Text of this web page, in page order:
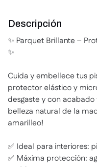
Descripción
✨ Parquet Brillante –
✨
Cuida y embellece tus
protector elástico y
desgaste y con
belleza natural de la
amarilleo!
✅ Ideal para interiores:
✅ Máxima protección: